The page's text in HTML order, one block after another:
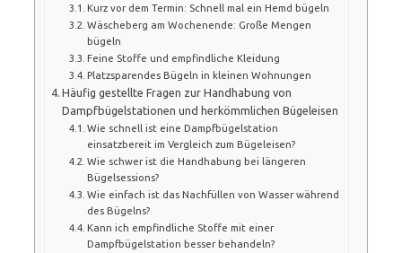
Kurz vor dem Termin: Schnell mal ein Hemd bügeln
Wäscheberg am Wochenende: Große Mengen
bügeln
Feine Stoffe und empfindliche Kleidung
Platzsparendes Bügeln in kleinen Wohnungen
Häufig gestellte Fragen zur Handhabung von
Dampfbügelstationen und herkömmlichen Bügeleisen
Wie schnell ist eine Dampfbügelstation
einsatzbereit im Vergleich zum Bügeleisen?
Wie schwer ist die Handhabung bei längeren
Bügelsessions?
Wie einfach ist das Nachfüllen von Wasser während
des Bügelns?
Kann ich empfindliche Stoffe mit einer
Dampfbügelstation besser behandeln?